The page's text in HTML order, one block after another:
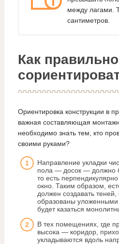
между лагами.
сантиметров.
Как правильно
Ориентировка конструкции в
важная составляющая
необходимо знать тем, кто
своими руками?
Направление укладки
пола — досок — должно
то есть
окно. Таким образом,
должен создавать
образованы уложенными
будет казаться
В тех помещениях, где
высока — коридор,
укладываются вдоль